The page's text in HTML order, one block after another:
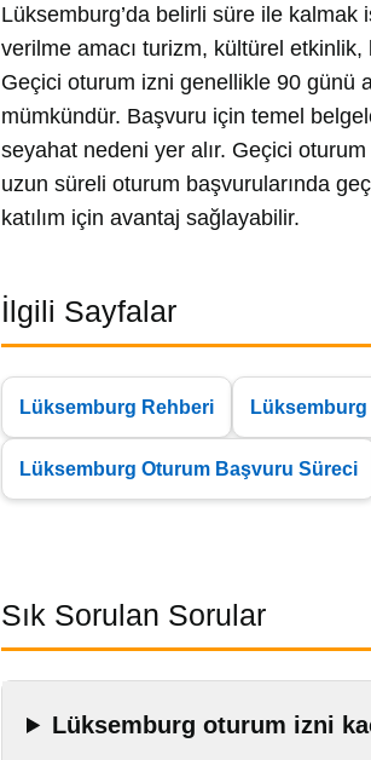
Lüksemburg’da belirli süre ile
verilme amacı turizm, kültürel
Geçici oturum izni genellikle 90 günü
mümkündür. Başvuru için temel
seyahat nedeni yer alır. Geçici
uzun süreli oturum başvurularında
katılım için avantaj sağlayabilir.
İlgili Sayfalar
Lüksemburg Rehberi Lüksemburg
Lüksemburg Oturum Başvuru Süreci
Sık Sorulan Sorular
Lüksemburg oturum izni